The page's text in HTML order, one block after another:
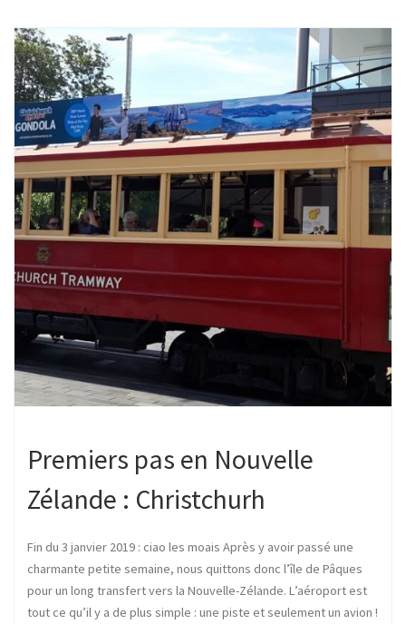
Premiers pas en Nouvelle
Zélande : Christchurh
Fin du 3 janvier 2019 : ciao les moais Après y avoir passé une
charmante petite semaine, nous quittons donc l’île de Pâques
pour un long transfert vers la Nouvelle-Zélande. L’aéroport est
tout ce qu’il y a de plus simple : une piste et seulement un avion !